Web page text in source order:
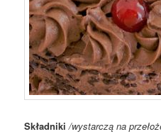
Składniki /wystarczą na